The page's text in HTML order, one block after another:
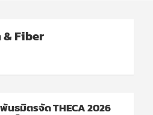
& Fiber
นธมิตรจัด THECA 2026